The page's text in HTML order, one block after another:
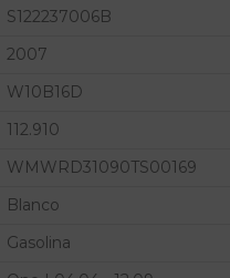
S122237006B
2007
W10B16D
112.910
WMWRD31090TS00169
Blanco
Gasolina